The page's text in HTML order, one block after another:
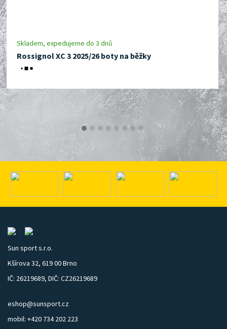
Skladem, expedujeme do 3 dnů
Rossignol XC 3 2025/26 boty na běžky
Sun sport s.r.o.
Kšírova 32, 619 00 Brno
IČ: 26219689, DIČ: CZ26219689
eshop@sunsport.cz
mobil: +420 734 202 223